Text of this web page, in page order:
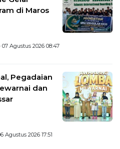
di Maros
07 Agustus 2026 08:47
Pegadaian
dan
Agustus 2026 17:51